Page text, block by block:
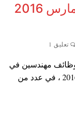
وظائف شركة الكهرباء اعلان مارس 2016
تعليق 1
مهندسين في
شركة الكهرباء اعلان خارجي رقم 1 مارس 2016 ، في عدد من